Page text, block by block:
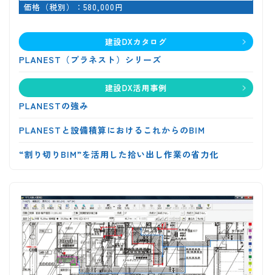
価格（税別）：580,000円
建設DXカタログ
PLANEST（プラネスト）シリーズ
建設DX活用事例
PLANESTの強み
PLANESTと設備積算におけるこれからのBIM
“割り切りBIM”を活用した拾い出し作業の省力化